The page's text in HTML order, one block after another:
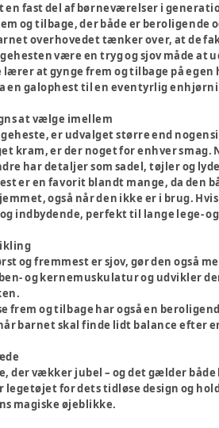
fast del af børneværelser i
og tilbage, der både er
overhovedet tænker over, at de
være en tryg og sjov måde
at gynge frem og tilbage på
en galophest til en eventyrlig
at vælge imellem
er udvalget større end
kram, er der noget for enhver smag.
har detaljer som sadel, tøjler og
er en favorit blandt mange, da den
også når den ikke er i brug.
indbydende, perfekt til lange lege-
og fremmest er sjov, gør den også
og kernemuskulatur og udvikler
frem og tilbage har også en
barnet skal finde lidt balance efter
der vækker jubel – og det gælder
for dets tidløse design og
magiske øjeblikke.